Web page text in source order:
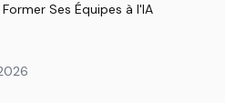
Ses Équipes à l'IA